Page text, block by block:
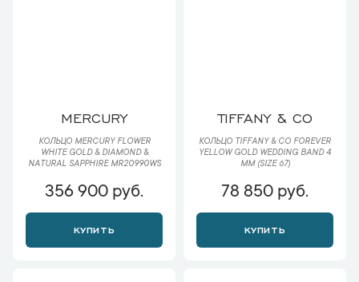
MERCURY
КОЛЬЦО MERCURY FLOWER
WHITE GOLD & DIAMOND &
NATURAL SAPPHIRE MR20990WS
356 900 руб.
КУПИТЬ
TIFFANY & CO
КОЛЬЦО TIFFANY & CO FOREVER
YELLOW GOLD WEDDING BAND 4
ММ (SIZE 67)
78 850 руб.
КУПИТЬ